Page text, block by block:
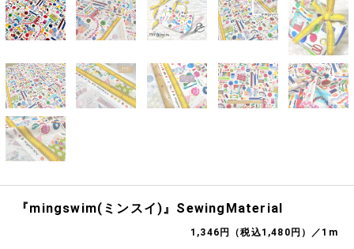
『mingswim(ミンスイ)』SewingMaterial
1,346円（税込1,480円）／1m